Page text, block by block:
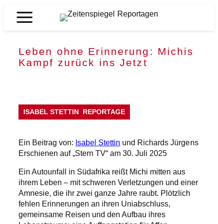
Inhalt
Zeitenspiegel
Leben ohne Erinnerung: Michis
Kampf zurück ins Jetzt
ISABEL STETTIN REPORTAGE
Ein Beitrag von: Isabel Stettin und Richards Jürgens
Erschienen auf „Stern TV“ am 30. Juli 2025
Ein Autounfall in Südafrika reißt Michi mitten aus
ihrem Leben – mit schweren Verletzungen und einer
Amnesie, die ihr zwei ganze Jahre raubt. Plötzlich
fehlen Erinnerungen an ihren Uniabschluss,
gemeinsame Reisen und den Aufbau ihres